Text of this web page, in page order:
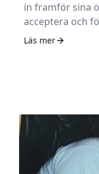
in framför sina
acceptera och
Jag har inte
Läs mer